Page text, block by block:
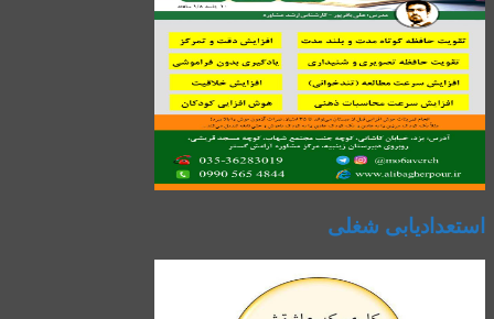
استعدادیابی شغلی